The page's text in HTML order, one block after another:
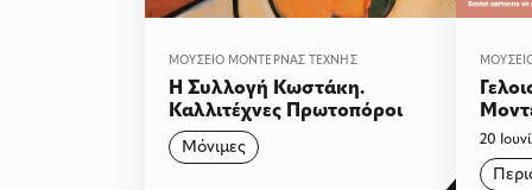
ΜΟΥΣΕΊΟ ΜΟΝΤΈΡΝΑΣ ΤΈΧΝΗΣ
Η Συλλογή Κωστάκη.
Καλλιτέχνες Πρωτοπόροι
Μόνιμες
από
20